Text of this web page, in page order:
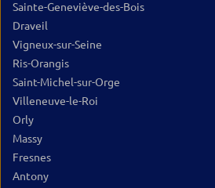
Sainte-Geneviève-des-Bois
Draveil
Vigneux-sur-Seine
Ris-Orangis
Saint-Michel-sur-Orge
Villeneuve-le-Roi
Orly
Massy
Fresnes
Antony